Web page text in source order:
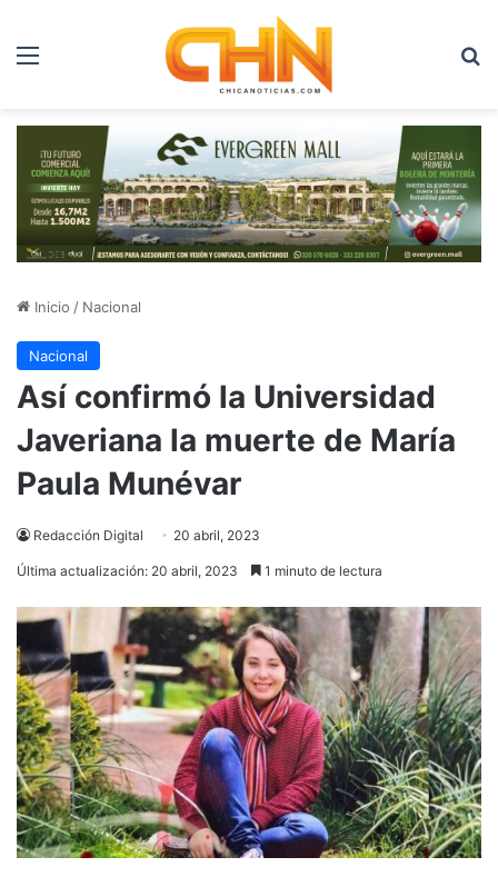
Menú
Inicio / Nacional
Nacional
Así confirmó la Universidad
Javeriana la muerte de María
Paula Munévar
Redacción Digital 20 abril, 2023
Última actualización: 20 abril, 2023 1 minuto de lectura